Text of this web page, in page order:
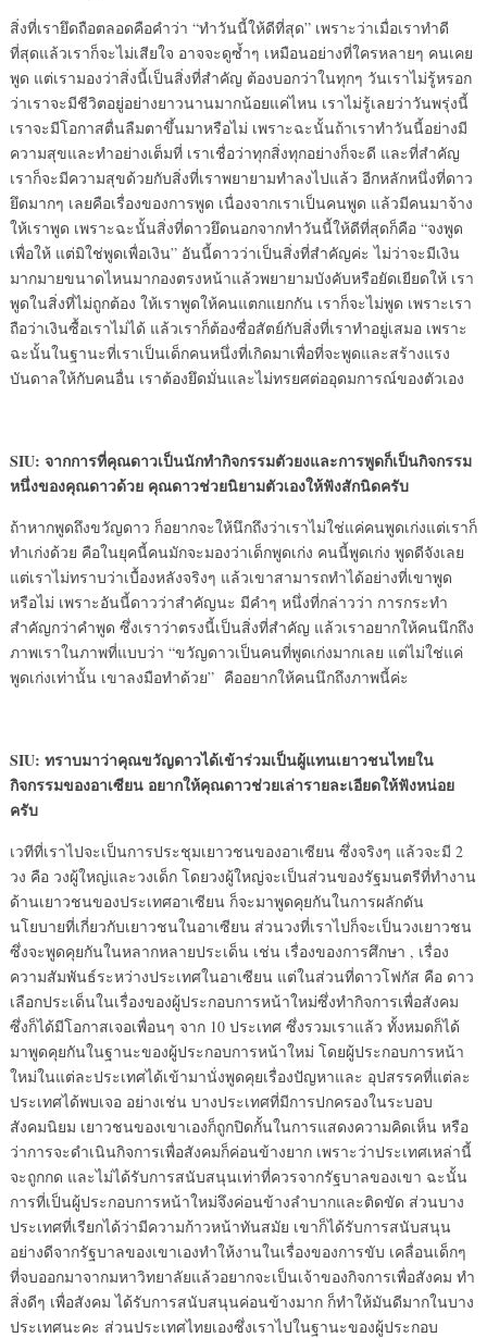
สิ่งที่เรายึดถือตลอดคือคำว่า “ทำวันนี้ให้ดีที่สุด” เพราะว่าเมื่อเราทำดี
ที่สุดแล้วเราก็จะไม่เสียใจ อาจจะดูซ้ำๆ เหมือนอย่างที่ใครหลายๆ คนเคย
พูด แต่เรามองว่าสิ่งนี้เป็นสิ่งที่สำคัญ ต้องบอกว่าในทุกๆ วันเราไม่รู้หรอก
ว่าเราจะมีชีวิตอยู่อย่างยาวนานมากน้อยแค่ไหน เราไม่รู้เลยว่าวันพรุ่งนี้
เราจะมีโอกาสตื่นลืมตาขึ้นมาหรือไม่ เพราะฉะนั้นถ้าเราทำวันนี้อย่างมี
ความสุขและทำอย่างเต็มที่ เราเชื่อว่าทุกสิ่งทุกอย่างก็จะดี และที่สำคัญ
เราก็จะมีความสุขด้วยกับสิ่งที่เราพยายามทำลงไปแล้ว อีกหลักหนึ่งที่ดาว
ยึดมากๆ เลยคือเรื่องของการพูด เนื่องจากเราเป็นคนพูด แล้วมีคนมาจ้าง
ให้เราพูด เพราะฉะนั้นสิ่งที่ดาวยึดนอกจากทำวันนี้ให้ดีที่สุดก็คือ “จงพูด
เพื่อให้ แต่มิใช่พูดเพื่อเงิน” อันนี้ดาวว่าเป็นสิ่งที่สำคัญค่ะ ไม่ว่าจะมีเงิน
มากมายขนาดไหนมากองตรงหน้าแล้วพยายามบังคับหรือยัดเยียดให้ เรา
พูดในสิ่งที่ไม่ถูกต้อง ให้เราพูดให้คนแตกแยกกัน เราก็จะไม่พูด เพราะเรา
ถือว่าเงินซื้อเราไม่ได้ แล้วเราก็ต้องซื่อสัตย์กับสิ่งที่เราทำอยู่เสมอ เพราะ
ฉะนั้นในฐานะที่เราเป็นเด็กคนหนึ่งที่เกิดมาเพื่อที่จะพูดและสร้างแรง
บันดาลให้กับคนอื่น เราต้องยึดมั่นและไม่ทรยศต่ออุดมการณ์ของตัวเอง
SIU: จากการที่คุณดาวเป็นนักทำกิจกรรมตัวยงและการพูดก็เป็นกิจกรรม
หนึ่งของคุณดาวด้วย คุณดาวช่วยนิยามตัวเองให้ฟังสักนิดครับ
ถ้าหากพูดถึงขวัญดาว ก็อยากจะให้นึกถึงว่าเราไม่ใช่แค่คนพูดเก่งแต่เราก็
ทำเก่งด้วย คือในยุคนี้คนมักจะมองว่าเด็กพูดเก่ง คนนี้พูดเก่ง พูดดีจังเลย
แต่เราไม่ทราบว่าเบื้องหลังจริงๆ แล้วเขาสามารถทำได้อย่างที่เขาพูด
หรือไม่ เพราะอันนี้ดาวว่าสำคัญนะ มีคำๆ หนึ่งที่กล่าวว่า การกระทำ
สำคัญกว่าคำพูด ซึ่งเราว่าตรงนี้เป็นสิ่งที่สำคัญ แล้วเราอยากให้คนนึกถึง
ภาพเราในภาพที่แบบว่า “ขวัญดาวเป็นคนที่พูดเก่งมากเลย แต่ไม่ใช่แค่
พูดเก่งเท่านั้น เขาลงมือทำด้วย” คืออยากให้คนนึกถึงภาพนี้ค่ะ
SIU: ทราบมาว่าคุณขวัญดาวได้เข้าร่วมเป็นผู้แทนเยาวชนไทยใน
กิจกรรมของอาเซียน อยากให้คุณดาวช่วยเล่ารายละเอียดให้ฟังหน่อย
ครับ
เวทีที่เราไปจะเป็นการประชุมเยาวชนของอาเซียน ซึ่งจริงๆ แล้วจะมี 2
วง คือ วงผู้ใหญ่และวงเด็ก โดยวงผู้ใหญ่จะเป็นส่วนของรัฐมนตรีที่ทำงาน
ด้านเยาวชนของประเทศอาเซียน ก็จะมาพูดคุยกันในการผลักดัน
นโยบายที่เกี่ยวกับเยาวชนในอาเซียน ส่วนวงที่เราไปก็จะเป็นวงเยาวชน
ซึ่งจะพูดคุยกันในหลากหลายประเด็น เช่น เรื่องของการศึกษา , เรื่อง
ความสัมพันธ์ระหว่างประเทศในอาเซียน แต่ในส่วนที่ดาวโฟกัส คือ ดาว
เลือกประเด็นในเรื่องของผู้ประกอบการหน้าใหม่ซึ่งทำกิจการเพื่อสังคม
ซึ่งก็ได้มีโอกาสเจอเพื่อนๆ จาก 10 ประเทศ ซึ่งรวมเราแล้ว ทั้งหมดก็ได้
มาพูดคุยกันในฐานะของผู้ประกอบการหน้าใหม่ โดยผู้ประกอบการหน้า
ใหม่ในแต่ละประเทศได้เข้ามานั่งพูดคุยเรื่องปัญหาและ อุปสรรคที่แต่ละ
ประเทศได้พบเจอ อย่างเช่น บางประเทศที่มีการปกครองในระบอบ
สังคมนิยม เยาวชนของเขาเองก็ถูกปิดกั้นในการแสดงความคิดเห็น หรือ
ว่าการจะดำเนินกิจการเพื่อสังคมก็ค่อนข้างยาก เพราะว่าประเทศเหล่านี้
จะถูกกด และไม่ได้รับการสนับสนุนเท่าที่ควรจากรัฐบาลของเขา ฉะนั้น
การที่เป็นผู้ประกอบการหน้าใหม่จึงค่อนข้างลำบากและติดขัด ส่วนบาง
ประเทศที่เรียกได้ว่ามีความก้าวหน้าทันสมัย เขาก็ได้รับการสนับสนุน
อย่างดีจากรัฐบาลของเขาเองทำให้งานในเรื่องของการขับ เคลื่อนเด็กๆ
ที่จบออกมาจากมหาวิทยาลัยแล้วอยากจะเป็นเจ้าของกิจการเพื่อสังคม ทำ
สิ่งดีๆ เพื่อสังคม ได้รับการสนับสนุนค่อนข้างมาก ก็ทำให้มันดีมากในบาง
ประเทศนะคะ ส่วนประเทศไทยเองซึ่งเราไปในฐานะของผู้ประกอบ